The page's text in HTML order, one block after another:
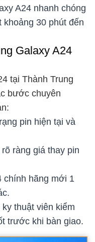
A24 nhanh chóng
khoảng 30 phút đến
Galaxy A24
tại Thành Trung
bước chuyên
pin hiện tại và
ràng giá thay pin
chính hãng mới 1
thuật viên kiểm
trước khi bàn giao.